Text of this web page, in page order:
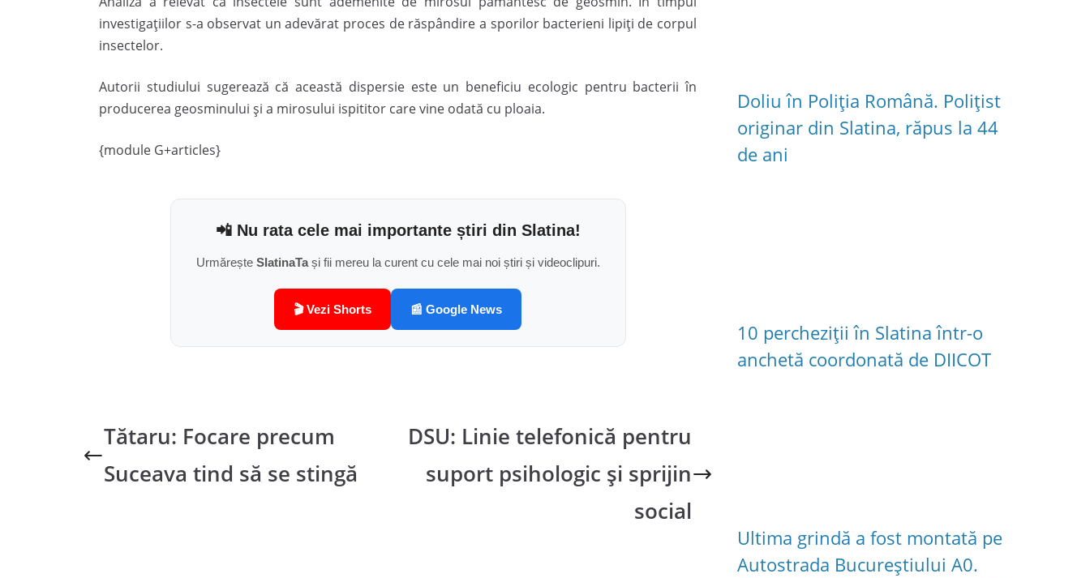
investigaţiilor s-a observat un adevărat proces de răspândire a sporilor bacterieni lipiţi de corpul
insectelor.
Autorii studiului sugerează că această dispersie este un beneficiu ecologic pentru bacterii în
producerea geosminului şi a mirosului ispititor care vine odată cu ploaia.
{module G+articles}
📲 Nu rata cele mai importante știri din Slatina!
Urmărește SlatinaTași fii mereu la curent cu cele mai noi știri și videoclipuri.
🎬 Vezi Shorts 📰 Google News
Tătaru: Focare precum
Suceava tind să se stingă
DSU: Linie telefonică pentru
suport psihologic și sprijin
social
Doliu în Poliția Română. Polițist
originar din Slatina, răpus la 44
de ani
10 percheziții în Slatina într-o
anchetă coordonată de DIICOT
Ultima grindă a fost montată pe
Autostrada Bucureștiului A0.